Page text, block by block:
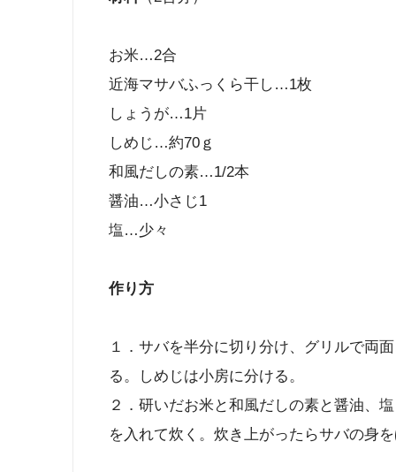
お米…2合
近海マサバふっくら干し…1枚
しょうが…1片
しめじ…約70ｇ
和風だしの素…1/2本
醤油…小さじ1
塩…少々
作り方
１．サバを半分に切り分け、グリルで両
る。しめじは小房に分ける。
２．研いだお米と和風だしの素と醤油、
を入れて炊く。炊き上がったらサバの身